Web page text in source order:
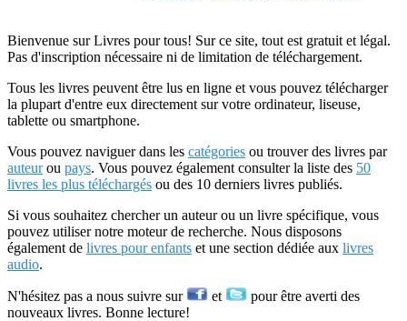
Bienvenue sur Livres pour tous! Sur ce site, tout est gratuit et légal.
Pas d'inscription nécessaire ni de limitation de téléchargement.
Tous les livres peuvent être lus en ligne et vous pouvez télécharger
la plupart d'entre eux directement sur votre ordinateur, liseuse,
tablette ou smartphone.
Vous pouvez naviguer dans les catégories ou trouver des livres par
auteurou pays. Vous pouvez également consulter la liste des 50
livres les plus téléchargés ou des 10 derniers livres publiés.
Si vous souhaitez chercher un auteur ou un livre spécifique, vous
pouvez utiliser notre moteur de recherche. Nous disposons
également de livres pour enfants et une section dédiée aux livres
audio.
N'hésitez pas a nous suivre sur et
pour être averti des
nouveaux livres. Bonne lecture!